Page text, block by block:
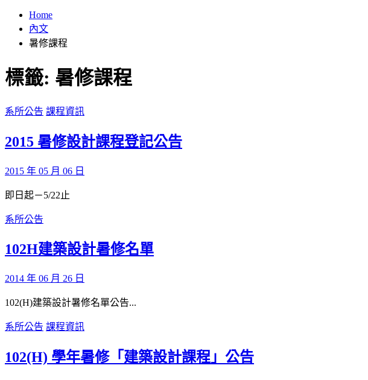
Home
內文
暑修課程
標籤: 暑修課程
系所公告 課程資訊
2015 暑修設計課程登記公告
2015 年 05 月 06 日
即日起－5/22止
系所公告
102H建築設計暑修名單
2014 年 06 月 26 日
102(H)建築設計暑修名單公告...
系所公告 課程資訊
102(H) 學年暑修「建築設計課程」公告